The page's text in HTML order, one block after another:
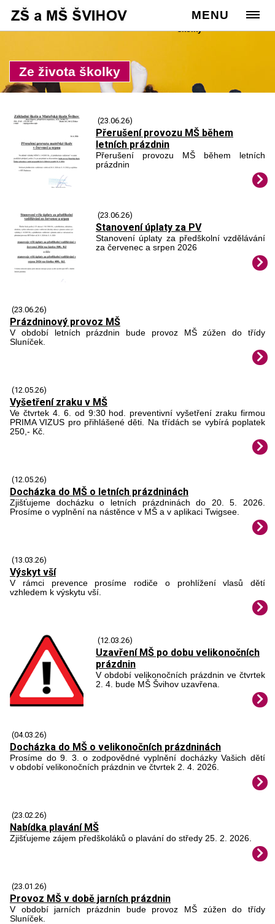
MENU
Ze života školky
Cesta:www.zssvihov.info
Školka > Ze života
školky
(23.06.26)
Přerušení provozu MŠ během
letních prázdnin
Přerušení provozu MŠ během letních
prázdnin
(23.06.26)
Stanovení úplaty za PV
Stanovení úplaty za předškolní vzdělávání
za červenec a srpen 2026
(23.06.26)
Prázdninový provoz MŠ
V období letních prázdnin bude provoz MŠ zúžen do třídy
Sluníček.
(12.05.26)
Vyšetření zraku v MŠ
Ve čtvrtek 4. 6. od 9:30 hod. preventivní vyšetření zraku firmou
PRIMA VIZUS pro přihlášené děti. Na třídách se vybírá poplatek
250,- Kč.
(12.05.26)
Docházka do MŠ o letních prázdninách
Zjišťujeme docházku o letních prázdninách do 20. 5. 2026.
Prosíme o vyplnění na nástěnce v MŠ a v aplikaci Twigsee.
(13.03.26)
Výskyt vší
V rámci prevence prosíme rodiče o prohlížení vlasů dětí
vzhledem k výskytu vší.
(12.03.26)
Uzavření MŠ po dobu velikonočních
prázdnin
V období velikonočních prázdnin ve čtvrtek
2. 4. bude MŠ Švihov uzavřena.
(04.03.26)
Docházka do MŠ o velikonočních prázdninách
Prosíme do 9. 3. o zodpovědné vyplnění docházky Vašich dětí
v období velikonočních prázdnin ve čtvrtek 2. 4. 2026.
(23.02.26)
Nabídka plavání MŠ
Zjišťujeme zájem předškoláků o plavání do středy 25. 2. 2026.
(23.01.26)
Provoz MŠ v době jarních prázdnin
V období jarních prázdnin bude provoz MŠ zúžen do třídy
Sluníček.